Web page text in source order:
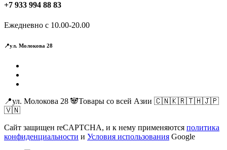
+7 933 994 88 83
Ежедневно с 10.00-20.00
📍ул. Молокова 28
📍ул. Молокова 28 🐼Товары со всей Азии 🇨🇳🇰🇷🇹🇭🇯🇵
🇻🇳
Сайт защищен reCAPTCHA, и к нему применяются политика
конфиденциальности и Условия использования Google